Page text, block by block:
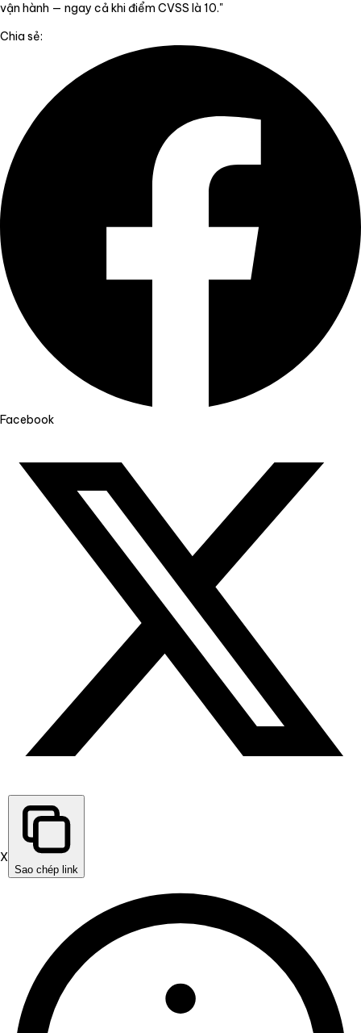
vận hành — ngay cả khi điểm CVSS là 10."
Chia sẻ:
Facebook
X
Sao chép link